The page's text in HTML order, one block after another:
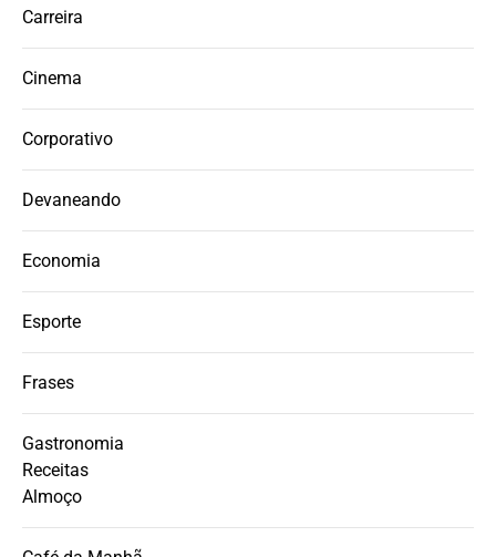
Carreira
Cinema
Corporativo
Devaneando
Economia
Esporte
Frases
Gastronomia
Receitas
Almoço